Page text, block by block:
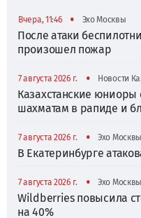
Вчера, 11:46 • Эхо Москвы
После атаки
произошел пожар
7 августа 2026 г. • Новости
Казахстанские
шахматам в рапиде и
7 августа 2026 г. • Эхо Москвы
В Екатеринбурге
7 августа 2026 г. • Эхо Москвы
Wildberries повысила
на 40%